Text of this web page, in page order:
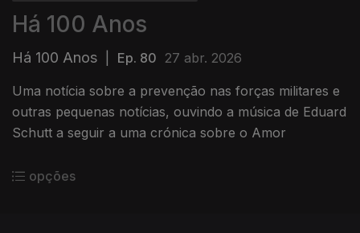
Há 100 Anos
Há 100 Anos Ep. 80 27 abr. 2026
Uma notícia sobre a prevenção nas forças militares e
outras pequenas notícias, ouvindo a música de Eduard
Schutt a seguir a uma crónica sobre o Amor
opções